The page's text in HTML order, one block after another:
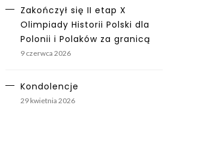
Zakończył się II etap X
Olimpiady Historii Polski dla
Polonii i Polaków za granicą
9 czerwca 2026
Kondolencje
29 kwietnia 2026